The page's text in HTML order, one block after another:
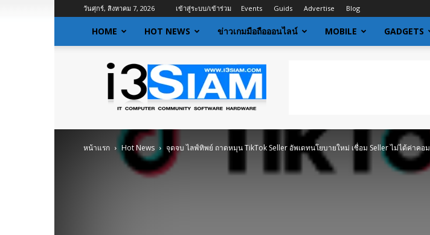
วันศุกร์, สิงหาคม 7, 2026 เข้าสู่ระบบ/เข้าร่วม Events Guids Advertise Blog
HOME HOT NEWS ข่าวเกมมือถือออนไลน์ MOBILE GADGETS
I3siam
ข่าว
ไอที
ข้อมูล
ข่าวสาร
เกี่ยว
กับ
หน้าแรก Hot News จุดจบ ไลฟ์ทิพย์ ถาดหมุน TikTok Seller อัพเดทนโยบายใหม่ เชื่อม Seller ไม่ได้ค่าคอม